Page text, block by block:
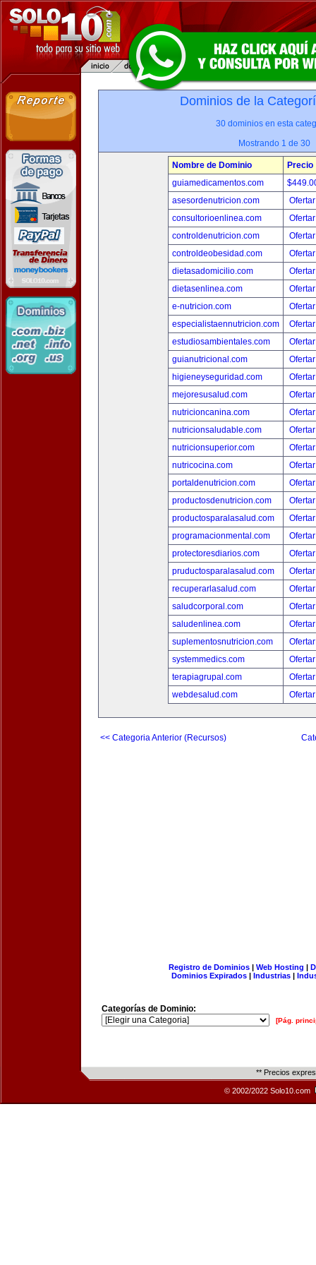
Dominios de la
30 dominios en esta
Mostrando 1 de 30
Nombre de Dominio
Precio
guiamedicamentos.com
asesordenutricion.com
consultorioenlinea.com
controldenutricion.com
controldeobesidad.com
dietasadomicilio.com
dietasenlinea.com
e-nutricion.com
especialistaennutricion.com
estudiosambientales.com
guianutricional.com
higieneyseguridad.com
mejoresusalud.com
nutricioncanina.com
nutricionsaludable.com
nutricionsuperior.com
nutricocina.com
portaldenutricion.com
productosdenutricion.com
productosparalasalud.com
programacionmental.com
protectoresdiarios.com
pruductosparalasalud.com
recuperarlasalud.com
saludcorporal.com
saludenlinea.com
suplementosnutricion.com
systemmedics.com
terapiagrupal.com
webdesalud.com
<< Categoria Anterior (Recursos)
Registro de Dominios| Web Hosting |
Dominios Expirados | Industrias |
Categorías de Dominio:
[Pág.
** Precios
© 2002/2022 Solo10.com